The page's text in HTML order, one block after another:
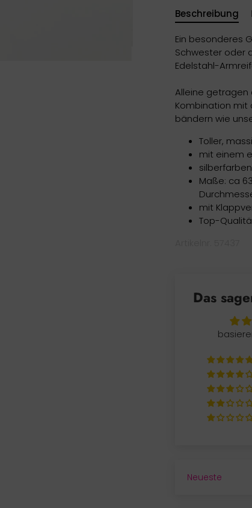
Beschreibung
Ein besonderes
Schwester oder
Edelstahl-
Alleine getragen
Kombination mit
bändern wie
Toller,
mit einem
silberfarben
Maße: ca
mit
Top-
Das
SORT BY